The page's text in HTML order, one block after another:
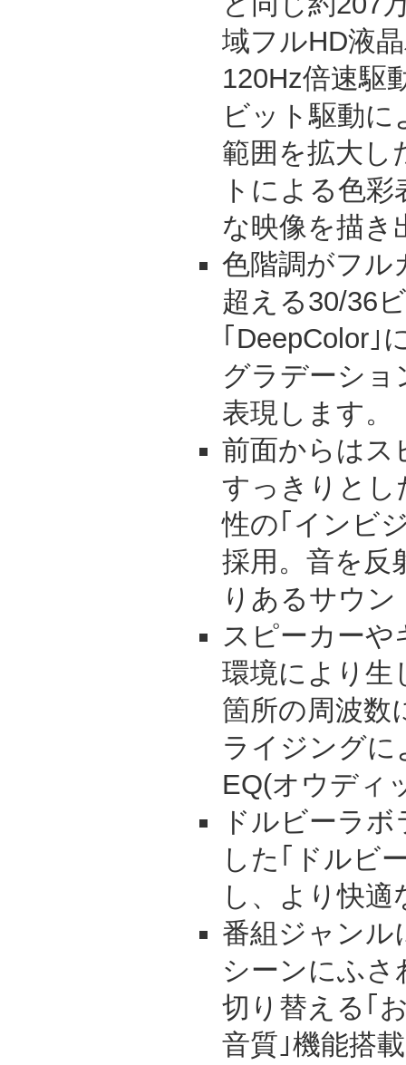
域フルHD液
120Hz倍速駆
ビット駆動に
範囲を拡大し
トによる色
な映像を描き
色階調がフル
超える30/36
｢DeepColor｣
グラデーシ
表現します。
前面からはス
すっきりとし
性の｢インビ
採用。音を反
りあるサウ
スピーカーや
環境により生
箇所の周波数
ライジングに
EQ(オウディ
ドルビーラ
した｢ドルビ
し、より快適
番組ジャンル
シーンにふさ
切り替える｢
音質｣機能搭載